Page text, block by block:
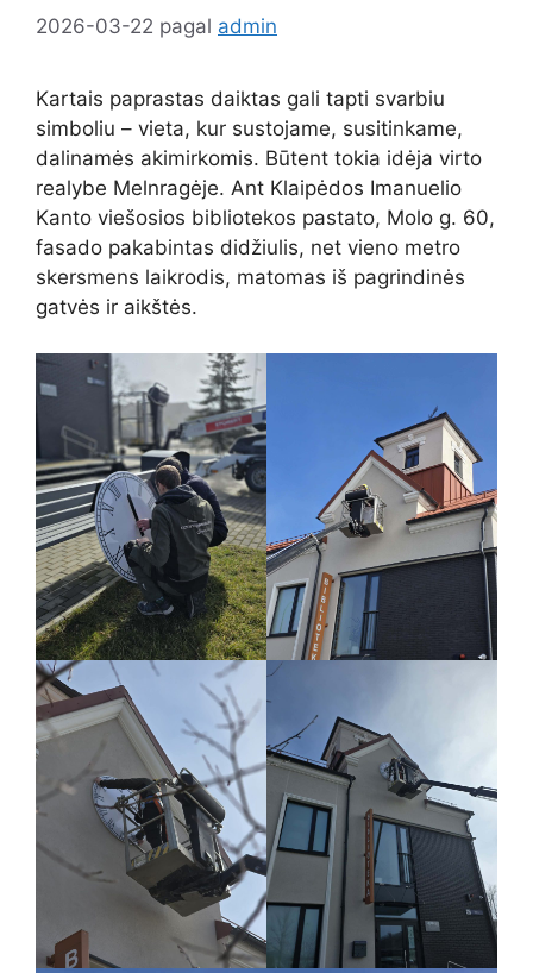
2026-03-22 pagal admin
Kartais paprastas daiktas gali tapti svarbiu
simboliu – vieta, kur sustojame, susitinkame,
dalinamės akimirkomis. Būtent tokia idėja virto
realybe Melnragėje. Ant Klaipėdos Imanuelio
Kanto viešosios bibliotekos pastato, Molo g. 60,
fasado pakabintas didžiulis, net vieno metro
skersmens laikrodis, matomas iš pagrindinės
gatvės ir aikštės.